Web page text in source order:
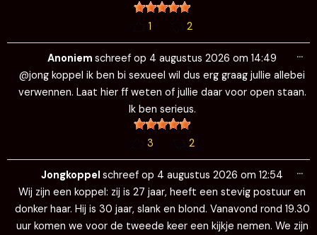
1 2
Anoniem schreef op 4 augustus 2026 om 14:49
@jong koppel ik ben bi sexueel wil dus erg graag jullie allebei
verwennen. Laat hier ff weten of jullie daar voor open staan.
Ik ben serieus.
3 2
…
Jongkoppel schreef op 4 augustus 2026 om 12:54
Wij zijn een koppel: zij is 27 jaar, heeft een stevig postuur en
donker haar. Hij is 30 jaar, slank en blond. Vanavond rond 19.30
uur komen we voor de tweede keer een kijkje nemen. We zijn
…